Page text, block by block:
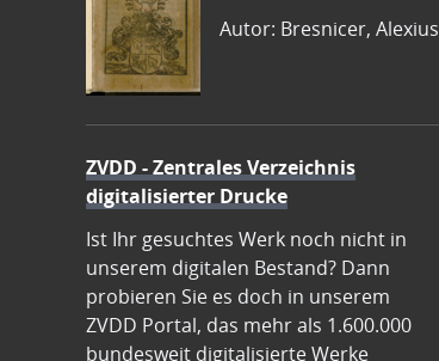
Autor: Bresnicer, Alexius
ZVDD - Zentrales Verzeichnis
digitalisierter Drucke
Ist Ihr gesuchtes Werk noch nicht in
unserem digitalen Bestand? Dann
probieren Sie es doch in unserem
ZVDD Portal, das mehr als 1.600.000
bundesweit digitalisierte Werke